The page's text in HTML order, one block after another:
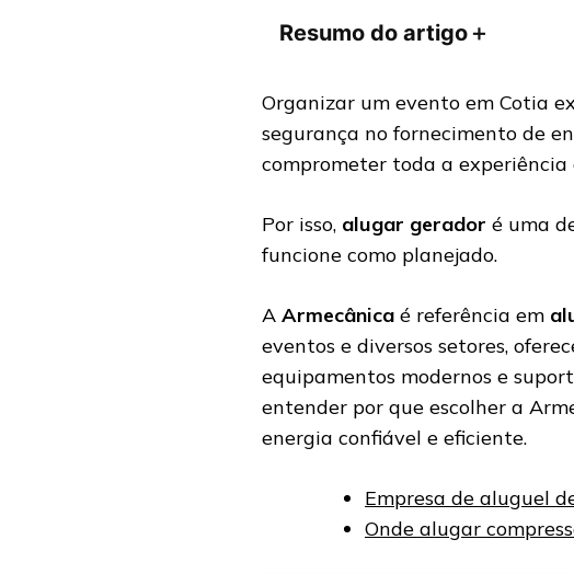
Resumo do artigo＋
Organizar um evento em Cotia
segurança no fornecimento de
comprometer toda a experiência
Por isso, alugar gerador é uma
funcione como planejado.
A Armecânica é referência em
eventos e diversos setores,
equipamentos modernos e
entender por que escolher a
energia confiável e eficiente.
Empresa de aluguel
Onde alugar